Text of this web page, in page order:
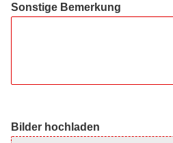
Sonstige Bemerkung
Bilder hochladen